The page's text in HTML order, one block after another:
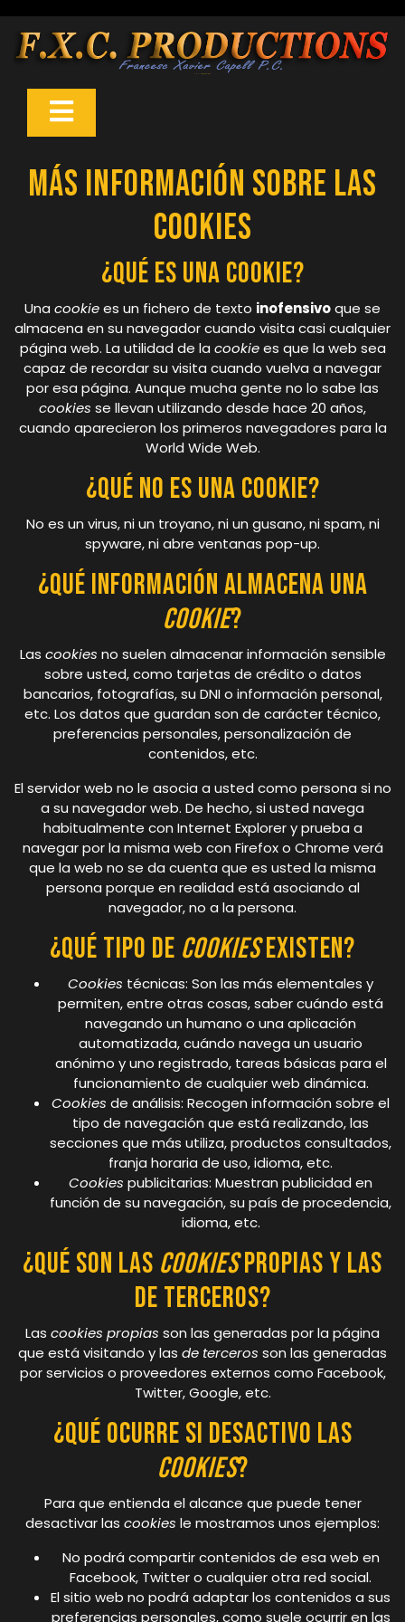
content
Open
Más información sobre las
cookies
¿Qué es una cookie?
Una cookiees un fichero de texto inofensivoque se
almacena en su navegador cuando visita casi cualquier
página web. La utilidad de la cookiees que la web sea
capaz de recordar su visita cuando vuelva a navegar
por esa página. Aunque mucha gente no lo sabe las
cookies se llevan utilizando desde hace 20 años,
cuando aparecieron los primeros navegadores para la
World Wide Web.
¿Qué NO ES una cookie?
No es un virus, ni un troyano, ni un gusano, ni spam, ni
spyware, ni abre ventanas pop-up.
¿Qué información almacena una
cookie?
Las cookies no suelen almacenar información sensible
sobre usted, como tarjetas de crédito o datos
bancarios, fotografías, su DNI o información personal,
etc. Los datos que guardan son de carácter técnico,
preferencias personales, personalización de
contenidos, etc.
El servidor web no le asocia a usted como persona si no
a su navegador web. De hecho, si usted navega
habitualmente con Internet Explorer y prueba a
navegar por la misma web con Firefox o Chrome verá
que la web no se da cuenta que es usted la misma
persona porque en realidad está asociando al
navegador, no a la persona.
¿Qué tipo de cookiesexisten?
Cookies técnicas: Son las más elementales y
permiten, entre otras cosas, saber cuándo está
navegando un humano o una aplicación
automatizada, cuándo navega un usuario
anónimo y uno registrado, tareas básicas para el
funcionamiento de cualquier web dinámica.
Cookies de análisis: Recogen información sobre el
tipo de navegación que está realizando, las
secciones que más utiliza, productos consultados,
franja horaria de uso, idioma, etc.
Cookies publicitarias: Muestran publicidad en
función de su navegación, su país de procedencia,
idioma, etc.
¿Qué son las cookiespropias y las
de terceros?
Las cookies propias son las generadas por la página
que está visitando y las de terceros son las generadas
por servicios o proveedores externos como Facebook,
Twitter, Google, etc.
¿Qué ocurre si desactivo las
cookies?
Para que entienda el alcance que puede tener
desactivar las cookies le mostramos unos ejemplos:
No podrá compartir contenidos de esa web en
Facebook, Twitter o cualquier otra red social.
El sitio web no podrá adaptar los contenidos a sus
preferencias personales, como suele ocurrir en las